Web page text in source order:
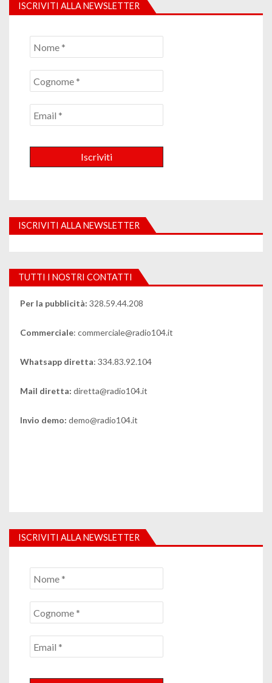
ISCRIVITI ALLA NEWSLETTER
ISCRIVITI ALLA NEWSLETTER
TUTTI I NOSTRI CONTATTI
Per la pubblicità: 328.59.44.208
Commerciale: commerciale@radio104.it
Whatsapp diretta: 334.83.92.104
Mail diretta: diretta@radio104.it
Invio demo: demo@radio104.it
ISCRIVITI ALLA NEWSLETTER